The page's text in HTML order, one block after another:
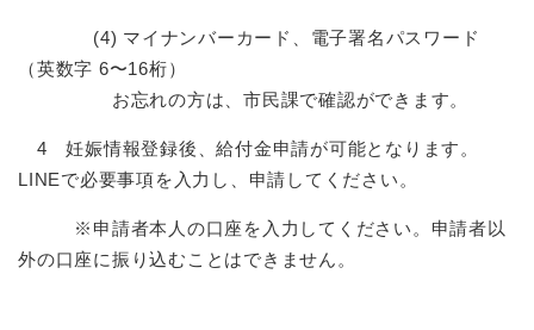
(4) マイナンバーカード、電子署名パスワード
（英数字 6〜16桁）
お忘れの方は、市民課で確認ができます。
4 妊娠情報登録後、給付金申請が可能となります。
LINEで必要事項を入力し、申請してください。
※申請者本人の口座を入力してください。申請者以
外の口座に振り込むことはできません。